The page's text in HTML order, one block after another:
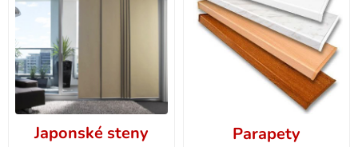
Japonské steny Parapety